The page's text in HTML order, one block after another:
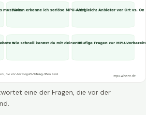
eine der Fragen, die vor der